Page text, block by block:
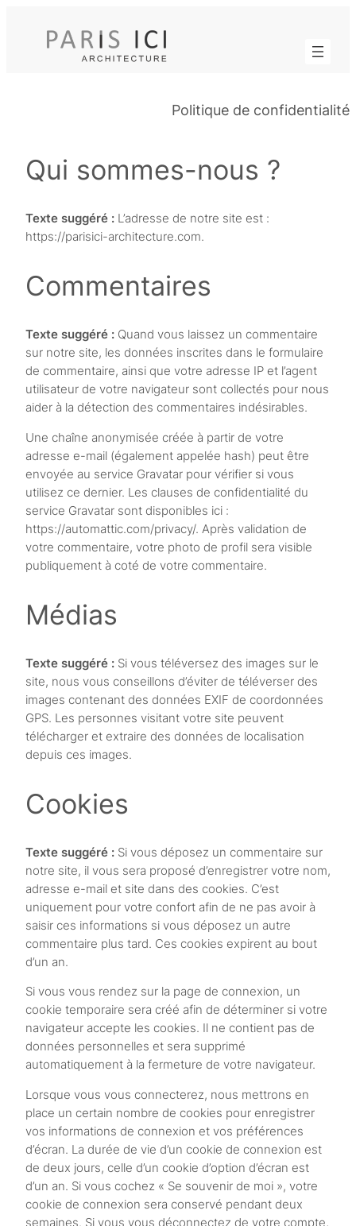
contenu
Politique de confidentialité
Qui sommes-nous ?
Texte suggéré : L’adresse de notre site est :
https://parisici-architecture.com.
Commentaires
Texte suggéré : Quand vous laissez un commentaire
sur notre site, les données inscrites dans le formulaire
de commentaire, ainsi que votre adresse IP et l’agent
utilisateur de votre navigateur sont collectés pour nous
aider à la détection des commentaires indésirables.
Une chaîne anonymisée créée à partir de votre
adresse e-mail (également appelée hash) peut être
envoyée au service Gravatar pour vérifier si vous
utilisez ce dernier. Les clauses de confidentialité du
service Gravatar sont disponibles ici :
https://automattic.com/privacy/. Après validation de
votre commentaire, votre photo de profil sera visible
publiquement à coté de votre commentaire.
Médias
Texte suggéré : Si vous téléversez des images sur le
site, nous vous conseillons d’éviter de téléverser des
images contenant des données EXIF de coordonnées
GPS. Les personnes visitant votre site peuvent
télécharger et extraire des données de localisation
depuis ces images.
Cookies
Texte suggéré : Si vous déposez un commentaire sur
notre site, il vous sera proposé d’enregistrer votre nom,
adresse e-mail et site dans des cookies. C’est
uniquement pour votre confort afin de ne pas avoir à
saisir ces informations si vous déposez un autre
commentaire plus tard. Ces cookies expirent au bout
d’un an.
Si vous vous rendez sur la page de connexion, un
cookie temporaire sera créé afin de déterminer si votre
navigateur accepte les cookies. Il ne contient pas de
données personnelles et sera supprimé
automatiquement à la fermeture de votre navigateur.
Lorsque vous vous connecterez, nous mettrons en
place un certain nombre de cookies pour enregistrer
vos informations de connexion et vos préférences
d’écran. La durée de vie d’un cookie de connexion est
de deux jours, celle d’un cookie d’option d’écran est
d’un an. Si vous cochez « Se souvenir de moi », votre
cookie de connexion sera conservé pendant deux
semaines. Si vous vous déconnectez de votre compte,